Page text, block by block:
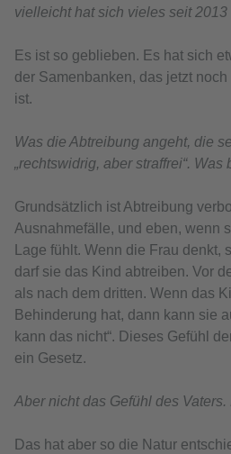
vielleicht hat sich vieles seit 2013
Es ist so geblieben. Es hat sich
der Samenbanken, das jetzt
ist.
Was die Abtreibung angeht, die
„rechtswidrig, aber straffrei“.
Grundsätzlich ist Abtreibung
Ausnahmefälle, und eben, wenn
Lage fühlt. Wenn die Frau denkt,
darf sie das Kind abtreiben. Vor
als nach dem dritten. Wenn das
Behinderung hat, dann kann sie
kann das nicht“. Dieses Gefühl
ein Gesetz.
Aber nicht das Gefühl des
Das hat aber so die Natur